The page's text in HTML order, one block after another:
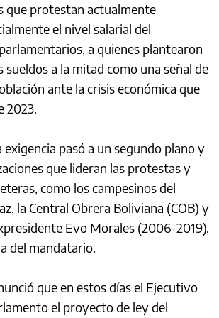
que protestan actualmente
el nivel salarial del
a quienes plantearon
sueldos a la mitad como una señal de
ante la crisis económica que
2023.
exigencia pasó a un segundo plano y
que lideran las protestas y
como los campesinos del
la Central Obrera Boliviana (COB) y
Evo Morales (2006-2019),
del mandatario.
que en estos días el Ejecutivo
el proyecto de ley del